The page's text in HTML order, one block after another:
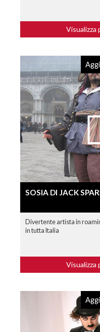
Visualizza
SOSIA DI JACK
Divertente artista in
in tutta Italia
Visualizza